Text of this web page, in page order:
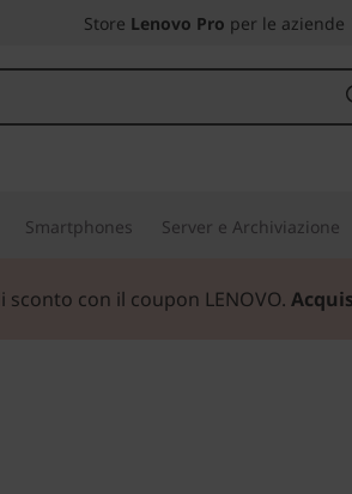
Store Lenovo Pro per le aziende
Smartphones Server e Archiviazione
sconto con il coupon LENOVO.